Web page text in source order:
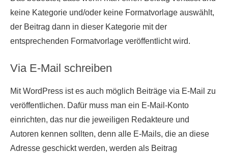
keine Kategorie und/oder keine Formatvorlage auswählt,
der Beitrag dann in dieser Kategorie mit der
entsprechenden Formatvorlage veröffentlicht wird.
Via E-Mail schreiben
Mit WordPress ist es auch möglich Beiträge via E-Mail zu
veröffentlichen. Dafür muss man ein E-Mail-Konto
einrichten, das nur die jeweiligen Redakteure und
Autoren kennen sollten, denn alle E-Mails, die an diese
Adresse geschickt werden, werden als Beitrag